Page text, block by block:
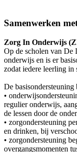
Samenwerken
Zorg In Onderwijs
Op de scholen van De
onderwijs en is er
zodat iedere leerling in
De basisondersteuning
•
regulier onderwijs,
de lessen door de
• zorgondersteuning
en drinken, bij
• zorgondersteuning
overgangsmomenten